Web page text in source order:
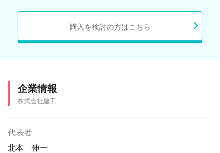
購入を検討の方はこちら
企業情報
株式会社建工
代表者
北本 伸一